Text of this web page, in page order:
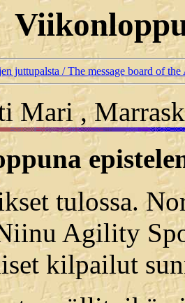
juttupalsta / The message board of
Mari ,
tulossa.
Agility
kilpailut